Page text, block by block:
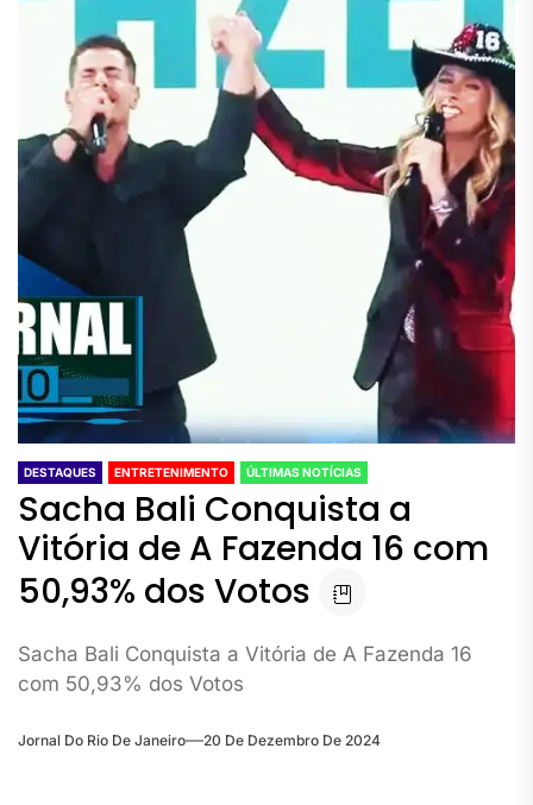
DESTAQUES ENTRETENIMENTO ÚLTIMAS NOTÍCIAS
Sacha Bali Conquista a
Vitória de A Fazenda 16 com
50,93% dos Votos
Sacha Bali Conquista a Vitória de A Fazenda 16
com 50,93% dos Votos
Jornal Do Rio De Janeiro 20 De Dezembro De 2024